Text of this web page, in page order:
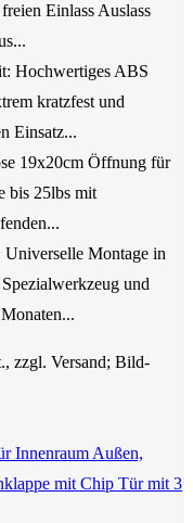
Einlass Auslass
Hochwertiges ABS
kratzfest und
Einsatz...
19x20cm Öffnung für
bis 25lbs mit
Montage in
und
zzgl. Versand; Bild-